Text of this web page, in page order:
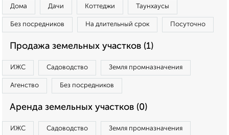
Дома Дачи Коттеджи Таунхаусы
Без посредников На длительный срок Посуточно
Продажа земельных участков (1)
ИЖС Садоводство Земля промназначения
Агенство Без посредников
Аренда земельных участков (0)
ИЖС Садоводство Земля промназначения